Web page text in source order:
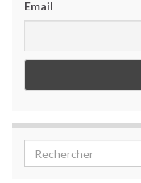
Email
Search for: